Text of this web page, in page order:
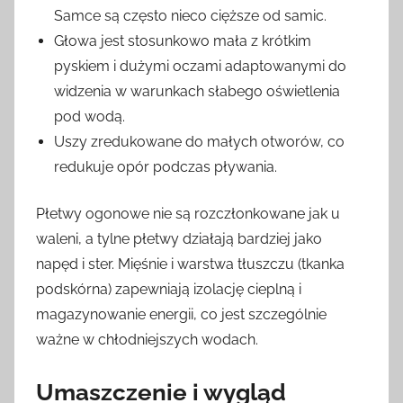
Samce są często nieco cięższe od samic.
Głowa jest stosunkowo mała z krótkim
pyskiem i dużymi oczami adaptowanymi do
widzenia w warunkach słabego oświetlenia
pod wodą.
Uszy zredukowane do małych otworów, co
redukuje opór podczas pływania.
Płetwy ogonowe nie są rozczłonkowane jak u
waleni, a tylne płetwy działają bardziej jako
napęd i ster. Mięśnie i warstwa tłuszczu (tkanka
podskórna) zapewniają izolację cieplną i
magazynowanie energii, co jest szczególnie
ważne w chłodniejszych wodach.
Umaszczenie i wygląd